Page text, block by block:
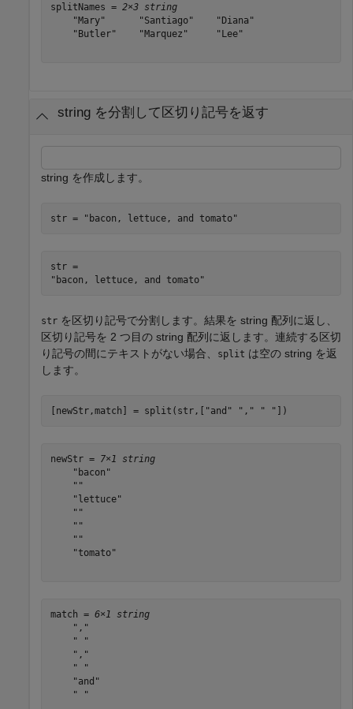
splitNames = 2×3 string
    "Mary"      "Santiago"    "Diana"
    "Butler"    "Marquez"     "Lee"
string を分割して区切り記号を返す
string を作成します。
str = "bacon, lettuce, and tomato"
str =
str を区切り記号で分割します。結果を string 配列に返し、
区切り記号を 2 つ目の string 配列に返します。連続する区切
り記号の間にテキストがない場合、
split は空の string を返
します。
[newStr,match] = split(str,[ "and" "," " " ])
newStr = 7×1 string
    "bacon"
    ""
    "lettuce"
    ""
    ""
    ""
    "tomato"
match = 6×1 string
    ","
    " "
    ","
    " "
    "and"
    " "